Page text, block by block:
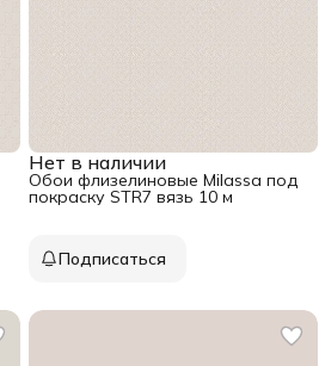
Нет в наличии
Обои флизелиновые Milassa под
покраску STR7 вязь 10 м
Подписаться